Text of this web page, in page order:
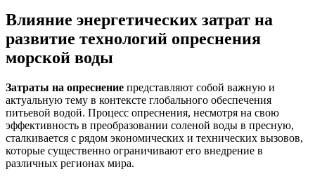
Влияние энергетических затрат на
развитие технологий опреснения
морской воды
Затраты на опреснение представляют собой важную и
актуальную тему в контексте глобального обеспечения
питьевой водой. Процесс опреснения, несмотря на свою
эффективность в преобразовании соленой воды в пресную,
сталкивается с рядом экономических и технических вызовов,
которые существенно ограничивают его внедрение в
различных регионах мира.